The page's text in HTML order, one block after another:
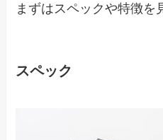
まずはスペックや特徴を
スペック